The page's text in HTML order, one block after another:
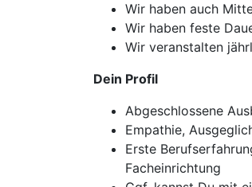
Wir haben auch
Wir haben feste
Wir veranstalten
Dein Profil
Abgeschlossene
Empathie,
Erste
Facheinrichtung